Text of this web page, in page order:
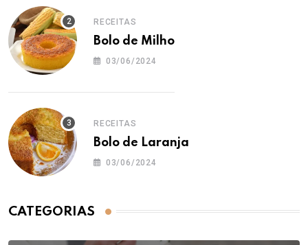
RECEITAS
Bolo de Milho
03/06/2024
RECEITAS
Bolo de Laranja
03/06/2024
CATEGORIAS